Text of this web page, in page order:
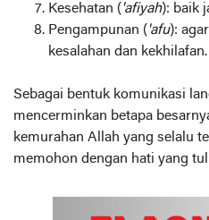
Kesehatan ('afiyah): baik
Pengampunan ('afu):
kesalahan dan kekhilafan.
Sebagai bentuk komunikasi
mencerminkan betapa
kemurahan Allah yang selalu
memohon dengan hati yang